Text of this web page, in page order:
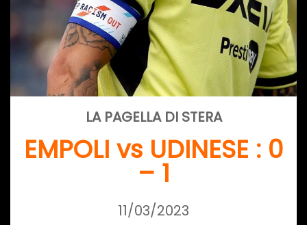
LA PAGELLA DI STERA
EMPOLI vs UDINESE : 0
– 1
11/03/2023